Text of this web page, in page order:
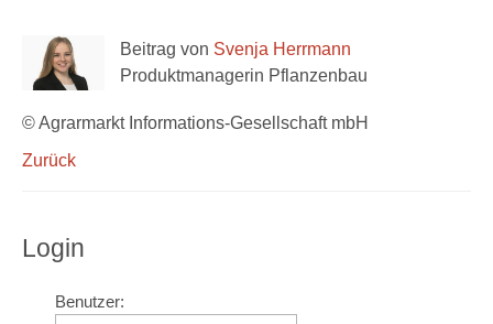
Beitrag von Svenja Herrmann
Produktmanagerin Pflanzenbau
© Agrarmarkt Informations-Gesellschaft mbH
Zurück
Login
Benutzer: